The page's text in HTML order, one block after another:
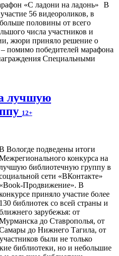
В
56 видеороликов, в
половины от всего
числа участников и
жюри приняло решение о
помимо победителей марафона
Специальными
лучшую
12+
Вологде подведены итоги
конкурса на
библиотечную группу в
сети «ВКонтакте»
«Book-Продвижение». В
приняло участие более
130 библиотек со всей страны и
зарубежья: от
до Ставрополья, от
до Нижнего Тагила, от
были не только
библиотеки, но и небольшие